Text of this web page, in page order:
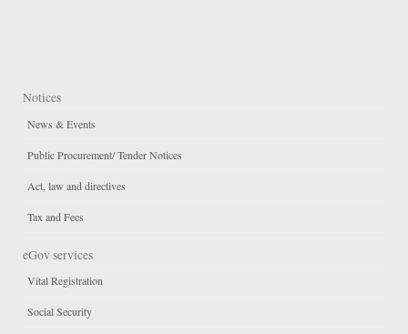
Notices
News & Events
Public Procurement/ Tender Notices
Act, law and directives
Tax and Fees
eGov services
Vital Registration
Social Security